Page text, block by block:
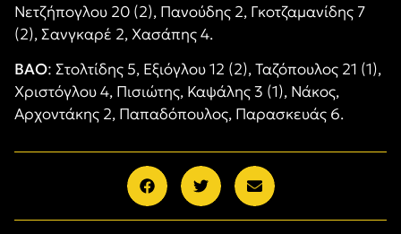
Νετζήπογλου 20 (2), Πανούδης 2, Γκοτζαμανίδης 7
(2), Σανγκαρέ 2, Χασάπης 4.
ΒΑΟ: Στολτίδης 5, Εξιόγλου 12 (2), Ταζόπουλος 21 (1),
Χριστόγλου 4, Πισιώτης, Καψάλης 3 (1), Νάκος,
Αρχοντάκης 2, Παπαδόπουλος, Παρασκευάς 6.